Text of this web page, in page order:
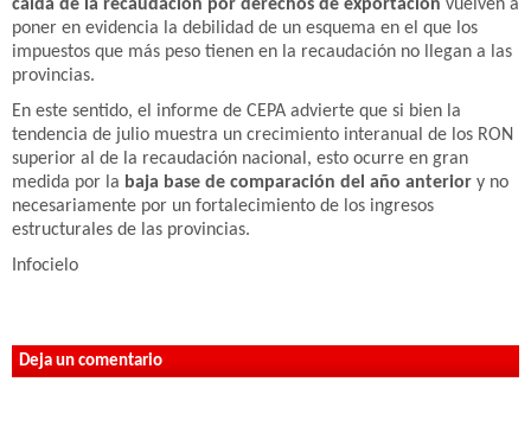
caída de la recaudación por derechos de exportación vuelven a
poner en evidencia la debilidad de un esquema en el que los
impuestos que más peso tienen en la recaudación no llegan a las
provincias.
En este sentido, el informe de CEPA advierte que si bien la
tendencia de julio muestra un crecimiento interanual de los RON
superior al de la recaudación nacional, esto ocurre en gran
medida por la baja base de comparación del año anterior y no
necesariamente por un fortalecimiento de los ingresos
estructurales de las provincias.
Infocielo
Deja un comentario